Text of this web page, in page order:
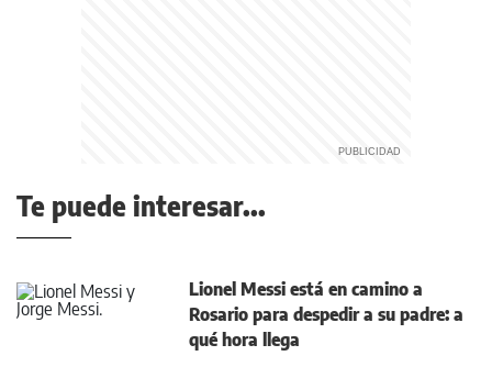
Te puede interesar...
Lionel Messi está en camino a
Rosario para despedir a su padre: a
qué hora llega